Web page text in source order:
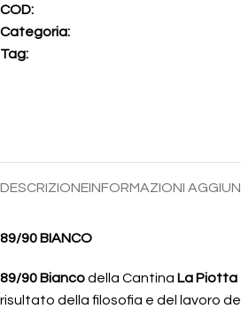
COD:
Categoria:
Tag:
DESCRIZIONEINFORMAZIONI
89/90 BIANCO
89/90 Biancodella Cantina La Piotta
risultato della filosofia e del lavoro